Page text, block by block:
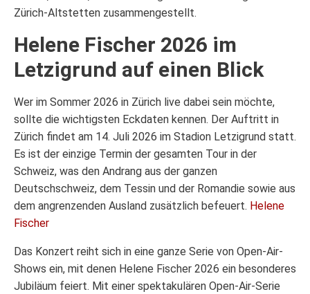
Zürich-Altstetten zusammengestellt.
Helene Fischer 2026 im
Letzigrund auf einen Blick
Wer im Sommer 2026 in Zürich live dabei sein möchte,
sollte die wichtigsten Eckdaten kennen. Der Auftritt in
Zürich findet am 14. Juli 2026 im Stadion Letzigrund statt.
Es ist der einzige Termin der gesamten Tour in der
Schweiz, was den Andrang aus der ganzen
Deutschschweiz, dem Tessin und der Romandie sowie aus
dem angrenzenden Ausland zusätzlich befeuert. Helene
Fischer
Das Konzert reiht sich in eine ganze Serie von Open-Air-
Shows ein, mit denen Helene Fischer 2026 ein besonderes
Jubiläum feiert. Mit einer spektakulären Open-Air-Serie